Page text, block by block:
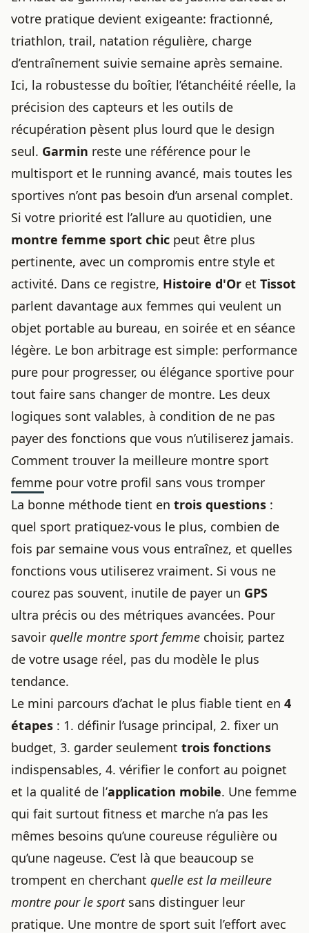
votre pratique devient exigeante: fractionné,
triathlon, trail, natation régulière, charge
d’entraînement suivie semaine après semaine.
Ici, la robustesse du boîtier, l’étanchéité réelle, la
précision des capteurs et les outils de
récupération pèsent plus lourd que le design
seul. Garmin reste une référence pour le
multisport et le running avancé, mais toutes les
sportives n’ont pas besoin d’un arsenal complet.
Si votre priorité est l’allure au quotidien, une
montre femme sport chic peut être plus
pertinente, avec un compromis entre style et
activité. Dans ce registre, Histoire d'Or et Tissot
parlent davantage aux femmes qui veulent un
objet portable au bureau, en soirée et en séance
légère. Le bon arbitrage est simple: performance
pure pour progresser, ou élégance sportive pour
tout faire sans changer de montre. Les deux
logiques sont valables, à condition de ne pas
payer des fonctions que vous n’utiliserez jamais.
Comment trouver la meilleure montre sport
femme pour votre profil sans vous tromper
La bonne méthode tient en trois questions :
quel sport pratiquez-vous le plus, combien de
fois par semaine vous vous entraînez, et quelles
fonctions vous utiliserez vraiment. Si vous ne
courez pas souvent, inutile de payer un GPS
ultra précis ou des métriques avancées. Pour
savoir quelle montre sport femme choisir, partez
de votre usage réel, pas du modèle le plus
tendance.
Le mini parcours d’achat le plus fiable tient en 4
étapes : 1. définir l’usage principal, 2. fixer un
budget, 3. garder seulement trois fonctions
indispensables, 4. vérifier le confort au poignet
et la qualité de l’application mobile. Une femme
qui fait surtout fitness et marche n’a pas les
mêmes besoins qu’une coureuse régulière ou
qu’une nageuse. C’est là que beaucoup se
trompent en cherchant quelle est la meilleure
montre pour le sportsans distinguer leur
pratique. Une montre de sport suit l’effort avec